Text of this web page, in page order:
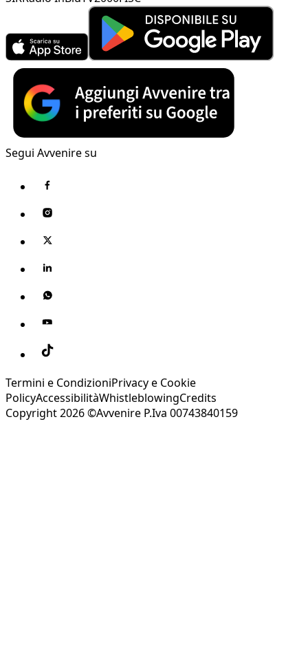
Segui Avvenire su
Termini e CondizioniPrivacy e Cookie
PolicyAccessibilitàWhistleblowingCredits
Copyright 2026 ©Avvenire P.Iva 00743840159